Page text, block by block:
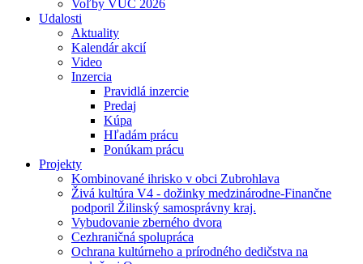
Voľby VÚC 2026
Udalosti
Aktuality
Kalendár akcií
Video
Inzercia
Pravidlá inzercie
Predaj
Kúpa
Hľadám prácu
Ponúkam prácu
Projekty
Kombinované ihrisko v obci Zubrohlava
Živá kultúra V4 - dožinky medzinárodne-Finančne
podporil Žilinský samosprávny kraj.
Vybudovanie zberného dvora
Cezhraničná spolupráca
Ochrana kultúrneho a prírodného dedičstva na